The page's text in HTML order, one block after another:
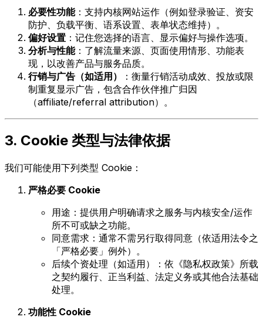
必要性功能：支持内核网站运作（例如登录验证、资安
防护、负载平衡、语系设置、表单状态维持）。
偏好设置 ：记住您选择的语言、显示偏好与操作选项。
分析与性能：了解流量来源、页面使用情形、功能表
现，以改善产品与服务品质。
行销与广告（如适用）
：衡量行销活动成效、投放或限
制重复显示广告，包含合作伙伴推广归因
（affiliate/referral attribution）。
3. Cookie 类型与法律依据
我们可能使用下列类型 Cookie：
严格必要 Cookie
用途：提供用户明确请求之服务与内核安全/运作
所不可或缺之功能。
同意需求：通常不需另行取得同意（依适用法令之
「严格必要」例外）。
后续个资处理（如适用）：依《隐私权政策》所载
之契约履行、正当利益、法定义务或其他合法基础
处理。
功能性 Cookie